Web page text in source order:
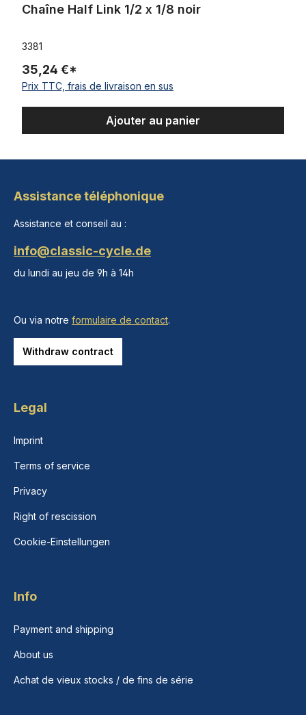
Chaîne Half Link 1/2 x 1/8 noir
3381
35,24 €*
Prix TTC, frais de livraison en sus
Ajouter au panier
Assistance téléphonique
Assistance et conseil au :
info@classic-cycle.de
du lundi au jeu de 9h à 14h
Ou via notre formulaire de contact.
Withdraw contract
Legal
Imprint
Terms of service
Privacy
Right of rescission
Cookie-Einstellungen
Info
Payment and shipping
About us
Achat de vieux stocks / de fins de série